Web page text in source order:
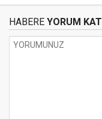
HABERE YORUM KAT